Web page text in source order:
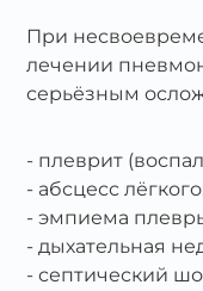
При
лечении
серьёзным
плеврит
абсцесс
эмпиема
дыхательная
септический